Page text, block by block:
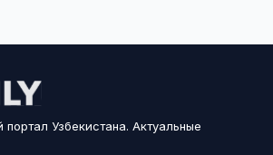
Узбекистана. Актуальные